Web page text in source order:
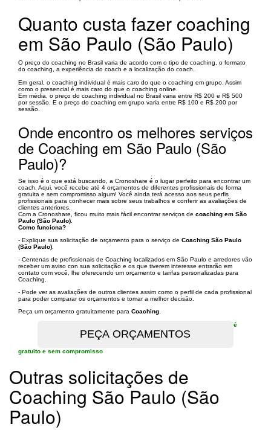
Quanto custa fazer coaching
em São Paulo (São Paulo)
O preço do coaching no Brasil varia de acordo com o tipo de coaching, o formato
do coaching, a experiência do coach e a localização do coach.
Em geral, o coaching individual é mais caro do que o coaching em grupo. Assim
como o presencial é mais caro do que o coaching online.
Em média, o preço do coaching individual no Brasil varia entre R$ 200 e R$ 500
por sessão. E o preço do coaching em grupo varia entre R$ 100 e R$ 200 por
sessão.
Onde encontro os melhores serviços
de Coaching em São Paulo (São
Paulo)?
Se isso é o que está buscando, a Cronoshare é o lugar perfeito para encontrar um
coach. Aqui, você recebe até 4 orçamentos de diferentes profissionais de forma
gratuita e sem compromisso algum! Você ainda terá acesso aos seus perfis
profissionais para conhecer mais sobre seus trabalhos e conferir as avaliações de
clientes anteriores.
Com a Cronoshare, ficou muito mais fácil encontrar serviços de coaching em São
Paulo (São Paulo)
Como funciona?
- Explique sua solicitação de orçamento para o serviço de Coaching São Paulo
(São Paulo)
- Centenas de profissionais de Coaching localizados em São Paulo e arredores vão
receber um aviso con sua solicitação e os que tiverem interesse entrarão em
contato com você, lhe oferecendo um orçamento e tarifas personalizadas para
Coaching.
- Pode ver as avaliações de outros clientes assim como o perfil de cada profissional
para poder comparar os orçamentos e tomar a melhor decisão.
Peça um orçamento gratuitamente para Coaching
é
gratuito e sem compromisso
Outras solicitações de
Coaching São Paulo (São
Paulo)